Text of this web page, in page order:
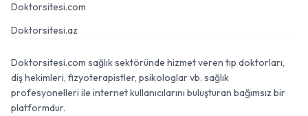
Doktorsitesi.com
Doktorsitesi.az
Doktorsitesi.com sağlık sektöründe hizmet veren tıp doktorları,
diş hekimleri, fizyoterapistler, psikologlar vb. sağlık
profesyonelleri ile internet kullanıcılarını buluşturan bağımsız bir
platformdur.